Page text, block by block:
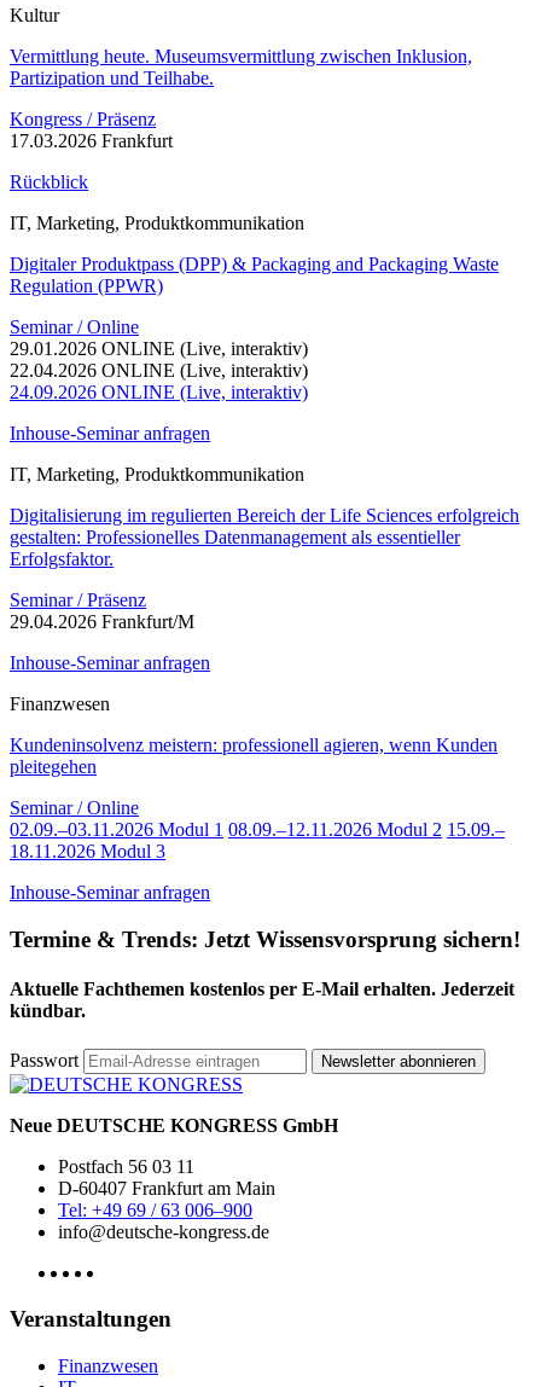
Kultur
Vermittlung heute. Museumsvermittlung zwischen Inklusion,
Partizipation und Teilhabe.
Kongress / Präsenz
17.03.2026 Frankfurt
Rückblick
IT, Marketing, Produktkommunikation
Digitaler Produktpass (DPP) & Packaging and Packaging Waste
Regulation (PPWR)
Seminar / Online
29.01.2026 ONLINE (Live, interaktiv)
22.04.2026 ONLINE (Live, interaktiv)
24.09.2026 ONLINE (Live, interaktiv)
Inhouse-Seminar anfragen
IT, Marketing, Produktkommunikation
Digitalisierung im regulierten Bereich der Life Sciences erfolgreich
gestalten: Professionelles Datenmanagement als essentieller
Erfolgsfaktor.
Seminar / Präsenz
29.04.2026 Frankfurt/M
Inhouse-Seminar anfragen
Finanzwesen
Kundeninsolvenz meistern: professionell agieren, wenn Kunden
pleitegehen
Seminar / Online
02.09.–03.11.2026 Modul 1 08.09.–12.11.2026 Modul 2 15.09.–
18.11.2026 Modul 3
Inhouse-Seminar anfragen
Termine & Trends: Jetzt Wissensvorsprung sichern!
Aktuelle Fachthemen kostenlos per E-Mail erhalten. Jederzeit
kündbar.
Passwort Newsletter abonnieren
Neue DEUTSCHE KONGRESS GmbH
Postfach 56 03 11
D-60407 Frankfurt am Main
Tel: +49 69 / 63 006–900
info@deutsche-kongress.de
Veranstaltungen
Finanzwesen